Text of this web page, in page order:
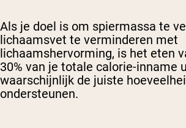
Als je doel is om spiermassa te
lichaamsvet te verminderen met
lichaamshervorming, is het eten
30% van je totale calorie-inname
waarschijnlijk de juiste
ondersteunen.